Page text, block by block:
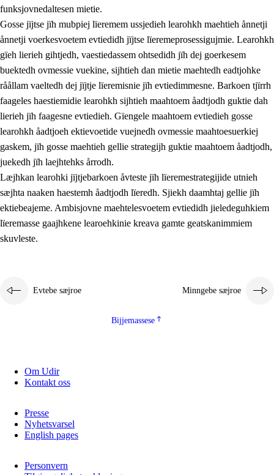
2.1 Sosijaale lïereme jïh evtiedimmie
Maahtoe faagine
2.3 Vihkeles tjiehpiesvoeth
Dåaresthfaageles teemah
funksjovnedaltesen mietie.
Gosse jïjtse jïh mubpiej lïeremem ussjedieh learohkh maehtieh ånnetji
ånnetji voerkesvoetem evtiedidh jïjtse lïeremeprosessigujmie. Learohkh
gïeh lierieh gihtjedh, vaestiedassem ohtsedidh jïh dej goerkesem
buektedh ovmessie vuekine, sijhtieh dan mietie maehtedh eadtjohke
råållam vaeltedh dej jïjtje lïeremisnie jïh evtiedimmesne. Barkoen tjïrrh
faageles haestiemidie learohkh sijhtieh maahtoem åadtjodh guktie dah
lierieh jïh faagesne evtiedieh. Gïengele maahtoem evtiedieh gosse
learohkh åadtjoeh ektievoetide vuejnedh ovmessie maahtoesuerkiej
gaskem, jïh gosse maehtieh gellie strategijh guktie maahtoem åadtjodh,
juekedh jïh laejhtehks årrodh.
Læjhkan learohki jïjtjebarkoen åvteste jïh lïeremestrategijide utnieh
sæjhta naaken haestemh åadtjodh lïeredh. Sjiekh daamhtaj gellie jïh
ektiebeajeme. Ambisjovne maehtelesvoetem evtiedidh jieledeguhkiem
lïeremasse gaajhkene learoehkinie kreava gamte geatskanimmiem
skuvleste.
Evtebe sæjroe Minngebe sæjroe
Bijjemassese
Om Udir
Kontakt oss
Presse
Nyhetsvarsel
English pages
Personvern